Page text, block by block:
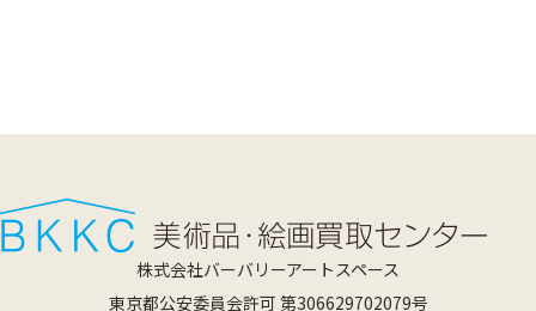
株式会社バーバリーアートスペース
東京都公安委員会許可 第306629702079号